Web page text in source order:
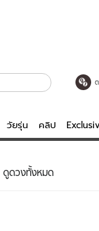
วัยรุ่น คลิป
ดูดวงทั้งหมด